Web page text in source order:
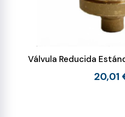
Válvula Reducida
20,01